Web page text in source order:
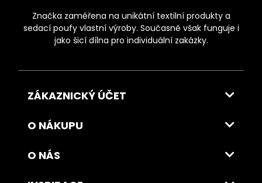
Značka zaměřena na unikátní textilní produkty a
sedací poufy vlastní výroby. Současně však funguje i
jako šicí dílna pro individuální zakázky.
ZÁKAZNICKÝ ÚČET
O NÁKUPU
O NÁS